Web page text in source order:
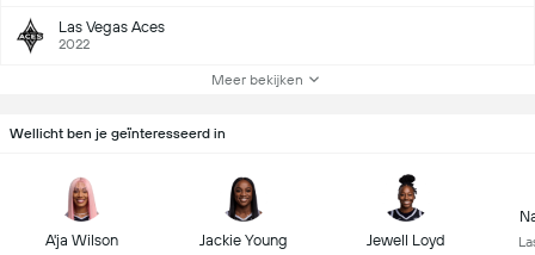
Las Vegas Aces
2022
Meer bekijken
Wellicht ben je geïnteresseerd in
A'ja Wilson Jackie Young Jewell Loyd